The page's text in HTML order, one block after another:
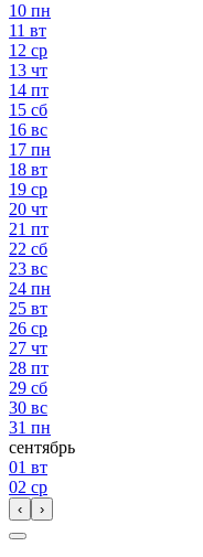
10 пн
11 вт
12 ср
13 чт
14 пт
15 сб
16 вс
17 пн
18 вт
19 ср
20 чт
21 пт
22 сб
23 вс
24 пн
25 вт
26 ср
27 чт
28 пт
29 сб
30 вс
31 пн
сентябрь
01 вт
02 ср
‹ ›